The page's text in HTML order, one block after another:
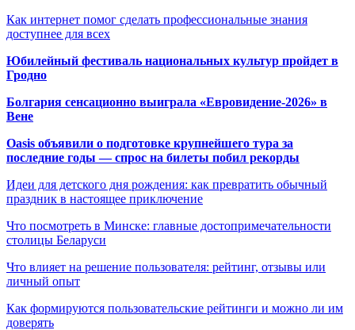
Как интернет помог сделать профессиональные знания
доступнее для всех
Юбилейный фестиваль национальных культур пройдет в
Гродно
Болгария сенсационно выиграла «Евровидение-2026» в
Вене
Oasis объявили о подготовке крупнейшего тура за
последние годы — спрос на билеты побил рекорды
Идеи для детского дня рождения: как превратить обычный
праздник в настоящее приключение
Что посмотреть в Минске: главные достопримечательности
столицы Беларуси
Что влияет на решение пользователя: рейтинг, отзывы или
личный опыт
Как формируются пользовательские рейтинги и можно ли им
доверять